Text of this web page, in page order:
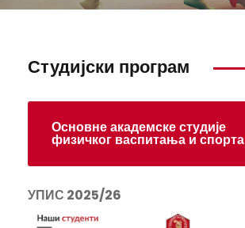
Студијски програм
Основне академске студије
физичког васпитања и спорта
УПИС 2025/26